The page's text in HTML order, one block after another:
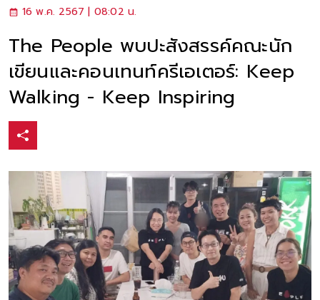
16 พ.ค. 2567 | 08:02 น.
The People พบปะสังสรรค์คณะนัก
เขียนและคอนเทนท์ครีเอเตอร์: Keep
Walking - Keep Inspiring